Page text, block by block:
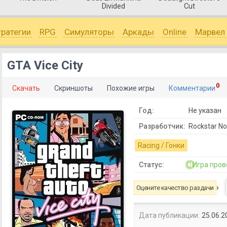
Divided
Cut
RPG Симуляторы Аркады Online Марвел
GTA Vice City
Скачать Скриншоты Похожие игры Комментарии 0
Год:
Не указан
Разработчик: Rockstar
Racing / Гонки
Статус: Игра
Оцените качество раздачи
Дата публикации: